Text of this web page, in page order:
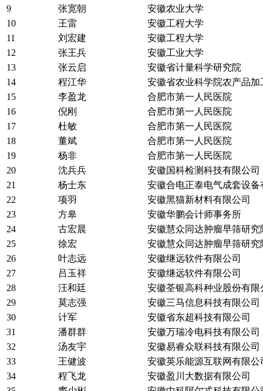
9
张宽朝
安徽农业大学
10
王雷
安徽工程大学
11
刘宏建
安徽工程大学
12
张王兵
安徽工业大学
13
张云启
安徽省计量科学研究院
14
程江华
安徽省农业科学院农产品加
15
李盈龙
合肥市第一人民医院
16
倪刚
合肥市第一人民医院
17
杜敏
合肥市第一人民医院
18
董斌
合肥市第一人民医院
19
杨非
合肥市第一人民医院
20
沈兵兵
安徽国科检测科技有限公司
21
杨士东
安徽合电正泰电气成套设备
22
项羽
安徽黑猫新材料有限公司
23
方皋
安徽华鹏会计师事务所
24
古宏晨
安徽慧众同达肿瘤早筛研究
25
徐宏
安徽慧众同达肿瘤早筛研究
26
叶志远
安徽继远软件有限公司
27
吕玉祥
安徽继远软件有限公司
28
汪和廷
安徽荃银高科种业股份有限
29
莫志强
安徽三马信息科技有限公司
30
计军
安徽省东超科技有限公司
31
潘群群
安徽万瑞冷电科技有限公司
32
汤友宇
安徽易睿众联科技有限公司
33
王健波
安徽英乐能源互联网有限公
34
程飞龙
安徽盈川大数据有限公司